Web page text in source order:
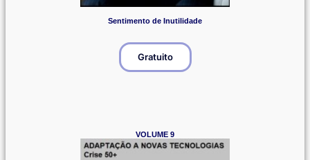
Sentimento de Inutilidade
Gratuito
VOLUME 9